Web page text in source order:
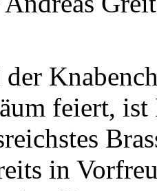
feiert, ist
in